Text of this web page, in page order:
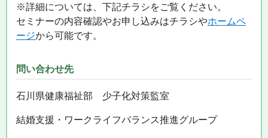
※詳細については、下記チラシをご覧ください。
セミナーの内容確認やお申し込みはチラシやホームペ
ージから可能です。
問い合わせ先
石川県健康福祉部 少子化対策監室
結婚支援・ワークライフバランス推進グループ